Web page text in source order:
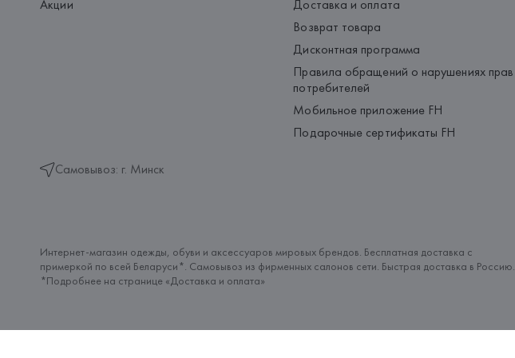
Акции
Самовывоз: г. Минск
Доставка и оплата
Возврат товара
Дисконтная программа
Правила обращений о нарушениях прав
потребителей
Мобильное приложение FH
Подарочные сертификаты FH
Интернет-магазин одежды, обуви и аксессуаров мировых брендов. Бесплатная доставка с
примеркой по всей Беларуси*. Самовывоз из фирменных салонов сети. Быстрая доставка в Россию.
*Подробнее на странице «Доставка и оплата»